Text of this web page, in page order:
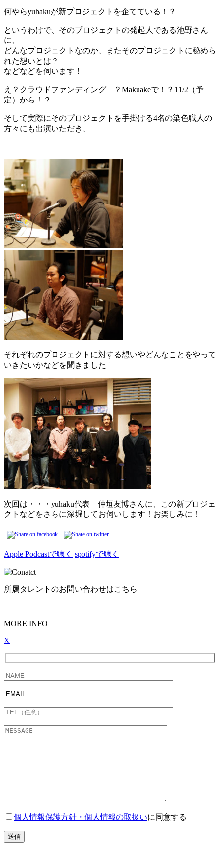
何やらyuhakuが新プロジェクトを企てている！？
というわけで、そのプロジェクトの発起人である池野さん
に、
どんなプロジェクトなのか、またそのプロジェクトに秘めら
れた想いとは？
などなどを伺います！
え？クラウドファンディング！？Makuakeで！？11/2（予
定）から！？
そして実際にそのプロジェクトを手掛ける4名の染色職人の
方々にも出演いただき、
それぞれのプロジェクトに対する想いやどんなことをやって
いきたいかなどを聞きました！
次回は・・・yuhaku代表 仲垣友博さんに、この新プロジェ
クトなどをさらに深堀してお伺いします！お楽しみに！
Apple Podcastで聴く spotifyで聴く
所属タレントのお問い合わせはこちら
MORE INFO
X
個人情報保護方針・個人情報の取扱いに同意する